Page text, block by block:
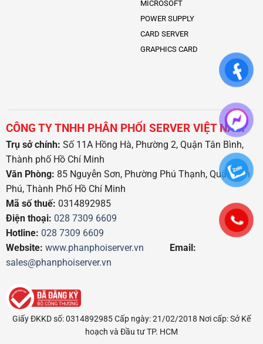
MICROSOFT
POWER SUPPLY
CARD SERVER
GRAPHICS CARD
CÔNG TY TNHH PHÂN PHỐI SERVER VIỆT NAM
Trụ sở chính: Số 11A Hồng Hà, Phường 2, Quận Tân Bình,
Thành phố Hồ Chí Minh
Văn Phòng: 85 Nguyễn Sơn, Phường Phú Thạnh, Quận Tân
Phú, Thành Phố Hồ Chí Minh
Mã số thuế: 0314892985
Điện thoại: 028 7309 6609
Hotline: 028 7309 6609
Website: www.phanphoiserver.vn
Email:
sales@phanphoiserver.vn
Giấy ĐKKD số: 0314892985 Cấp ngày: 21/02/2018 Nơi cấp: Sở Kế
hoạch và Đầu tư TP. HCM